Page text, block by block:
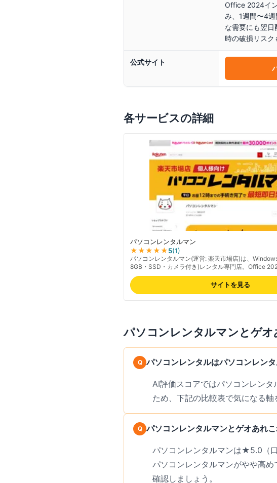
Office 2024イ
み、1週間〜4
な需要にも翌
時の破損リス
公式サイト
各サービスの詳細
パソコンレンタルマン
★★★★★5(1)
パソコンレンタルマン(運営: 楽天市場店)は、
8GB・SSD・カメラ付き)レンタル専門店。Office
み・設定済み配送、往復送料込み、1週間〜4週間の
対応。PC故障の急な需要にも翌日配送で対応、プチ
れ配送時の破損リスクも低減。返却後の到着連絡メ
選択可能で短期利用ニーズに対応。法人向け実績あ
サイトを見る
パソコンレンタルマンとゲオ
パソコンレンタルはパソコンレン
AI評価スコアではパソコンレン
ため、下記の比較表で気になる軸
パソコンレンタルマンとゲオあれ
パソコンレンタルマンは★5.0（
パソコンレンタルマンがやや高
確認しましょう。